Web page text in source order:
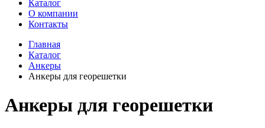
Каталог
О компании
Контакты
Главная
Каталог
Анкеры
Анкеры для георешетки
Анкеры для георешетки